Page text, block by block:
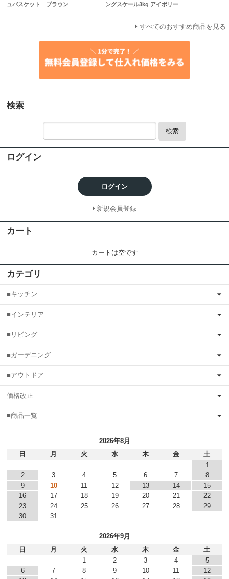
ュバスケット ブラウン
ングスケール3kg アイボリー
すべてのおすすめ商品を見る
検索
検索
ログイン
ログイン
新規会員登録
カート
カートは空です
カテゴリ
■キッチン
■インテリア
■リビング
■ガーデニング
■アウトドア
価格改正
■商品一覧
2026年8月
日
月 火 水 木 金
土
1
2
3 4 5 6 7
8
9
10 11 12 13 14
15
16
17 18 19 20 21
22
23
24 25 26 27 28
29
30
31
2026年9月
日
月 火 水 木 金
土
1
2 3 4
5
6
7 8 9 10 11
12